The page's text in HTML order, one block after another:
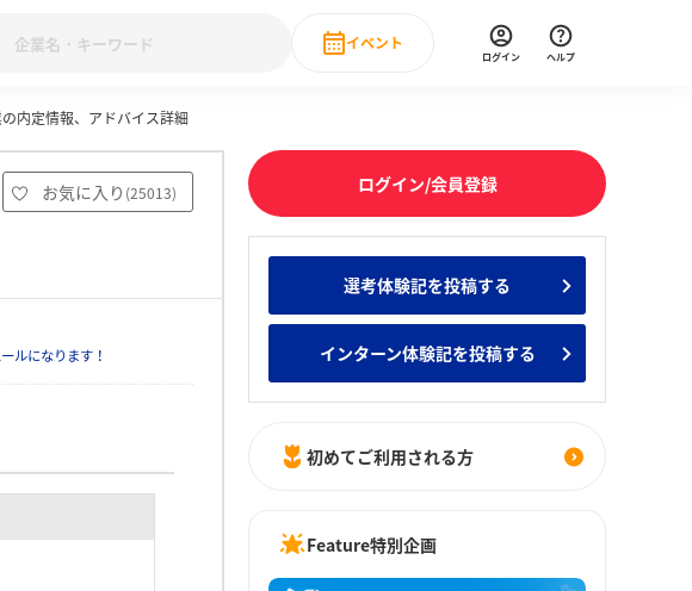
みんなの新卒就職人気企業ランキング みんなのインターン人気企業ランキ
28卒 IT・DX現場社員インタビュー
イベント
直近のイベント一覧
ログイン ヘルプ
内定情報、アドバイス詳細
お気に入り (25013)
ルになります！
ログイン/会員登録
選考体験記を投稿する
インターン体験記を投稿する
初めてご利用される方
Feature特別企画